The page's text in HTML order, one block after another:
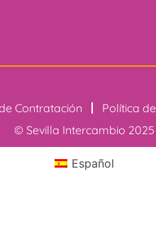
Contratación Política
© Sevilla Intercambio 2025
Español